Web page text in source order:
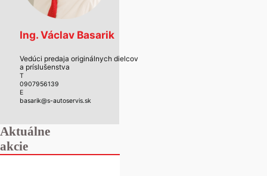
Ing. Václav Basarik
Vedúci predaja originálnych dielcov
a príslušenstva
T
0907956139
E
basarik@s-autoservis.sk
Aktuálne
akcie